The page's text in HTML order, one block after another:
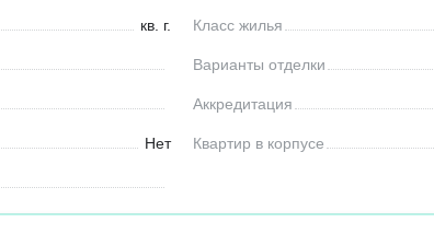
кв. г. Класс жилья
Варианты отделки
Аккредитация
Нет Квартир в корпусе